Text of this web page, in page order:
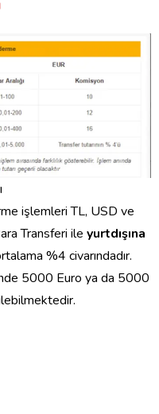
işlemleri TL, USD ve
Transferi ile yurtdışına
%4 civarındadır.
5000 Euro ya da 5000